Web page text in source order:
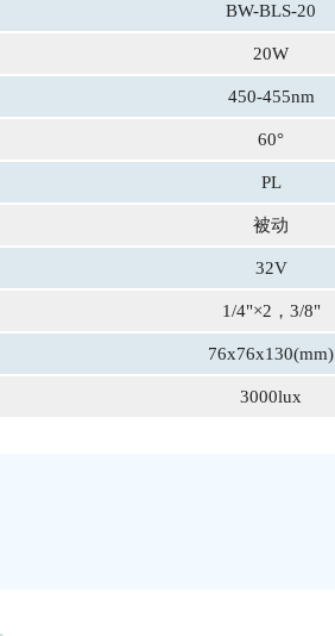
BW-BLS-20
20W
450-455nm
60°
PL
被动
32V
1/4"×2，3/8"
76x76x130(mm)
3000lux